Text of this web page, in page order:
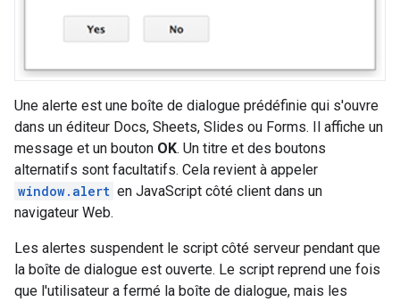
Une alerte est une boîte de dialogue prédéfinie qui s'ouvre
dans un éditeur Docs, Sheets, Slides ou Forms. Il affiche un
message et un bouton OK. Un titre et des boutons
alternatifs sont facultatifs. Cela revient à appeler
window.alert en JavaScript côté client dans un
navigateur Web.
Les alertes suspendent le script côté serveur pendant que
la boîte de dialogue est ouverte. Le script reprend une fois
que l'utilisateur a fermé la boîte de dialogue, mais les